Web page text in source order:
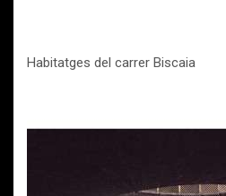
Habitatges del carrer Biscaia